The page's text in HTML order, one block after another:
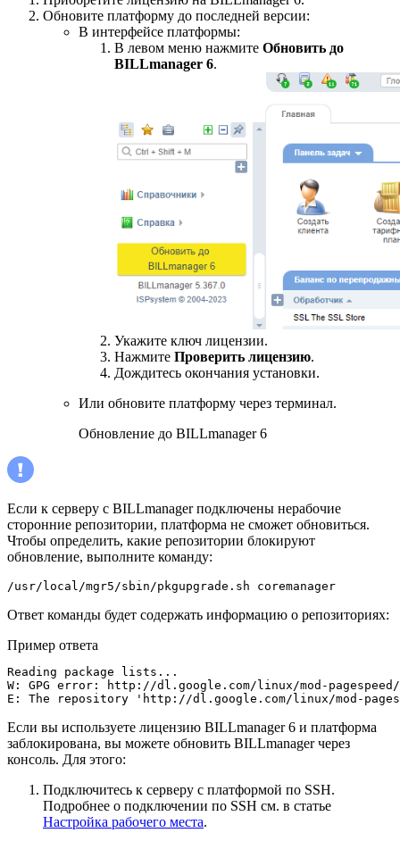
Обновите платформу до последней версии:
В интерфейсе платформы:
В левом меню нажмите Обновить до
BILLmanager 6.
Укажите ключ лицензии.
Нажмите Проверить лицензию.
Дождитесь окончания установки.
Или обновите платформу через терминал.
Обновление до BILLmanager 6
Если к серверу с BILLmanager подключены нерабочие
сторонние репозитории, платформа не сможет обновиться.
Чтобы определить, какие репозитории блокируют
обновление, выполните команду:
/usr/local/mgr5/sbin/pkgupgrade.sh coremanager
Ответ команды будет содержать информацию о репозиториях:
Пример ответа
Reading package lists...
W: GPG error: http://dl.google.com/linux/mod-
E: The repository 'http://dl.google.com/linux/mod-
Если вы используете лицензию BILLmanager 6 и платформа
заблокирована, вы можете обновить BILLmanager через
консоль. Для этого:
Подключитесь к серверу с платформой по SSH.
Подробнее о подключении по SSH см. в статье
Настройка рабочего места.